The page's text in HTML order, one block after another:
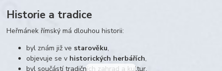
Historie a tradice
Heřmánek římský má dlouhou historii:
byl znám již ve starověku,
objevuje se v historických herbářích,
byl součástí tradičních zahrad a kultur.